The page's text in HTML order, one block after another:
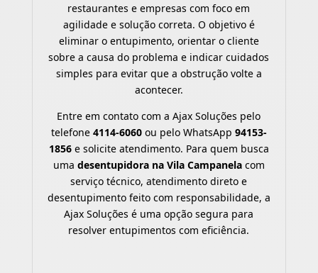
restaurantes e empresas com foco em
agilidade e solução correta. O objetivo é
eliminar o entupimento, orientar o cliente
sobre a causa do problema e indicar cuidados
simples para evitar que a obstrução volte a
acontecer.
Entre em contato com a Ajax Soluções pelo
telefone 4114-6060ou pelo WhatsApp 94153-
1856e solicite atendimento. Para quem busca
uma desentupidora na Vila Campanelacom
serviço técnico, atendimento direto e
desentupimento feito com responsabilidade, a
Ajax Soluções é uma opção segura para
resolver entupimentos com eficiência.